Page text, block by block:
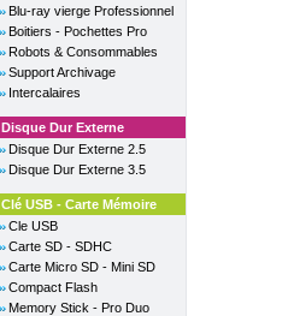
Blu-ray vierge Professionnel
Boitiers - Pochettes Pro
Robots & Consommables
Support Archivage
Intercalaires
Disque Dur Externe
Disque Dur Externe 2.5
Disque Dur Externe 3.5
Clé USB - Carte Mémoire
Cle USB
Carte SD - SDHC
Carte Micro SD - Mini SD
Compact Flash
Memory Stick - Pro Duo